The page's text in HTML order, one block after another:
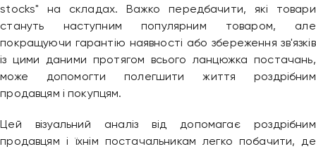
stocks" на складах. Важко передбачити, які товари
стануть наступним популярним товаром, але
покращуючи гарантію наявності або збереження зв'язків
із цими даними протягом всього ланцюжка постачань,
може допомогти полегшити життя роздрібним
продавцям і покупцям.
Цей візуальний аналіз від допомагає роздрібним
продавцям і їхнім постачальникам легко побачити, де